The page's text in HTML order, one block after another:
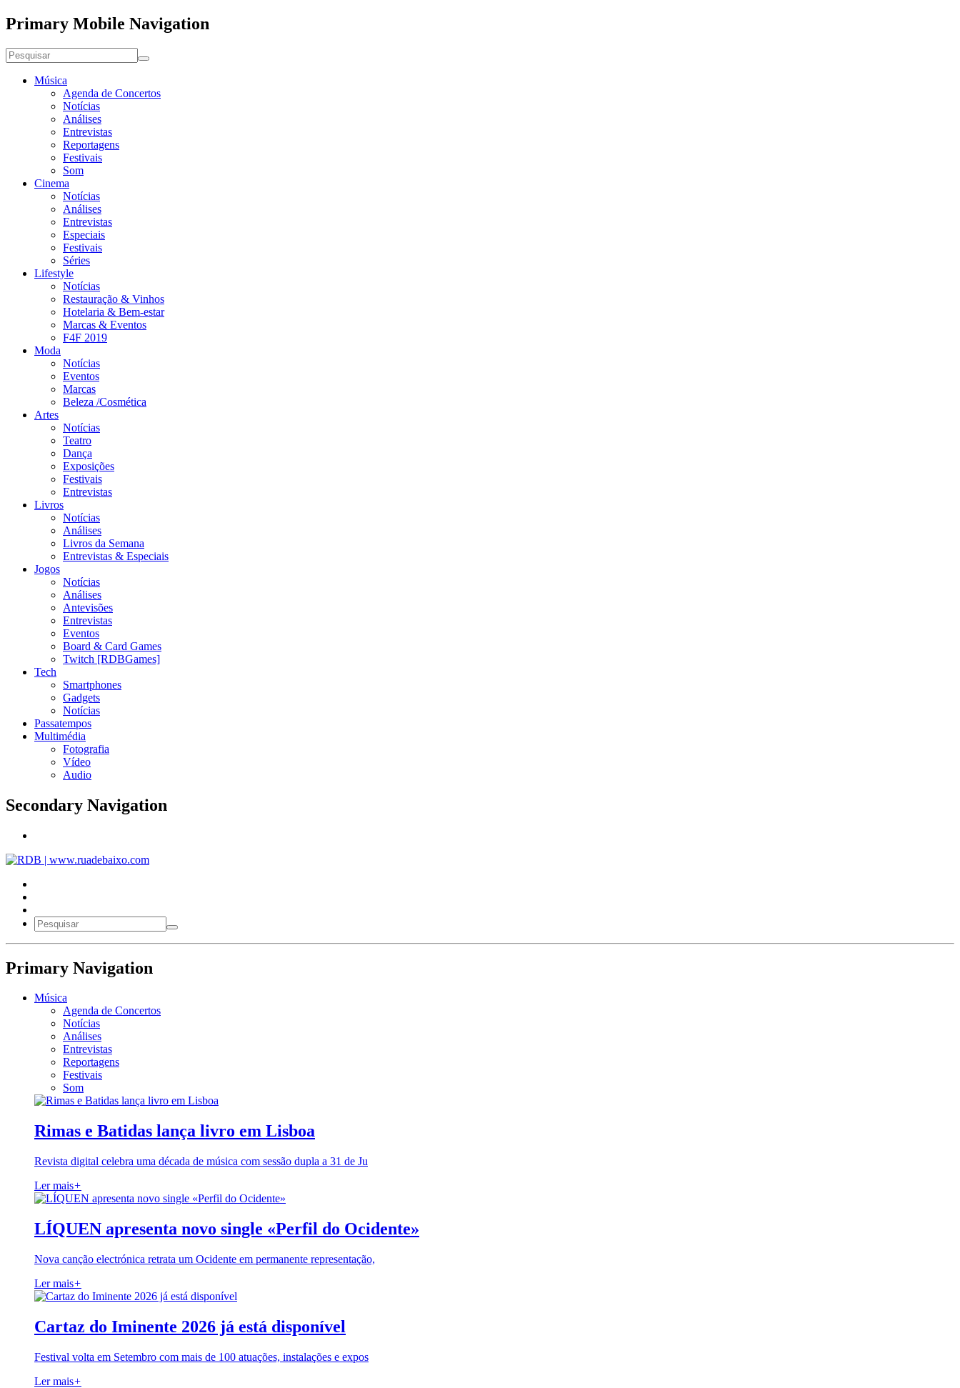
Primary Mobile Navigation
Música
Agenda de Concertos
Notícias
Análises
Entrevistas
Reportagens
Festivais
Som
Cinema
Notícias
Análises
Entrevistas
Especiais
Festivais
Séries
Lifestyle
Notícias
Restauração & Vinhos
Hotelaria & Bem-estar
Marcas & Eventos
F4F 2019
Moda
Notícias
Eventos
Marcas
Beleza /Cosmética
Artes
Notícias
Teatro
Dança
Exposições
Festivais
Entrevistas
Livros
Notícias
Análises
Livros da Semana
Entrevistas & Especiais
Jogos
Notícias
Análises
Antevisões
Entrevistas
Eventos
Board & Card Games
Twitch [RDBGames]
Tech
Smartphones
Gadgets
Notícias
Passatempos
Multimédia
Fotografia
Vídeo
Audio
Secondary Navigation
Primary Navigation
Música
Agenda de Concertos
Notícias
Análises
Entrevistas
Reportagens
Festivais
Som
Rimas e Batidas lança livro em Lisboa
Revista digital celebra uma década de música com sessão dupla a 31 de Ju
Ler mais+
LÍQUEN apresenta novo single «Perfil do Ocidente»
Nova canção electrónica retrata um Ocidente em permanente representação,
Ler mais+
Cartaz do Iminente 2026 já está disponível
Festival volta em Setembro com mais de 100 atuações, instalações e expos
Ler mais+